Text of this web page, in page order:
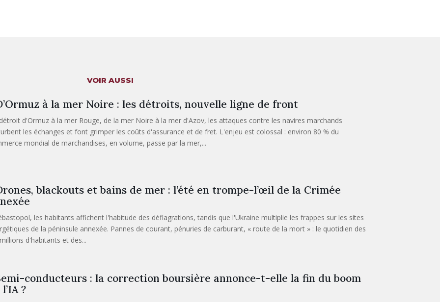
VOIR AUSSI
à la mer Noire : les détroits, nouvelle ligne de front
d'Ormuz à la mer Rouge, de la mer Noire à la mer d'Azov, les attaques contre les navires marchands
les échanges et font grimper les coûts d'assurance et de fret. L'enjeu est colossal : environ 80 % du
mondial de marchandises, en volume, passe par la mer,...
blackouts et bains de mer : l’été en trompe-l’œil de la Crimée
les habitants affichent l'habitude des déflagrations, tandis que l'Ukraine multiplie les frappes sur les sites
de la péninsule annexée. Pannes de courant, pénuries de carburant, « route de la mort » : le quotidien des
d'habitants et des...
conducteurs : la correction boursière annonce-t-elle la fin du boom
?